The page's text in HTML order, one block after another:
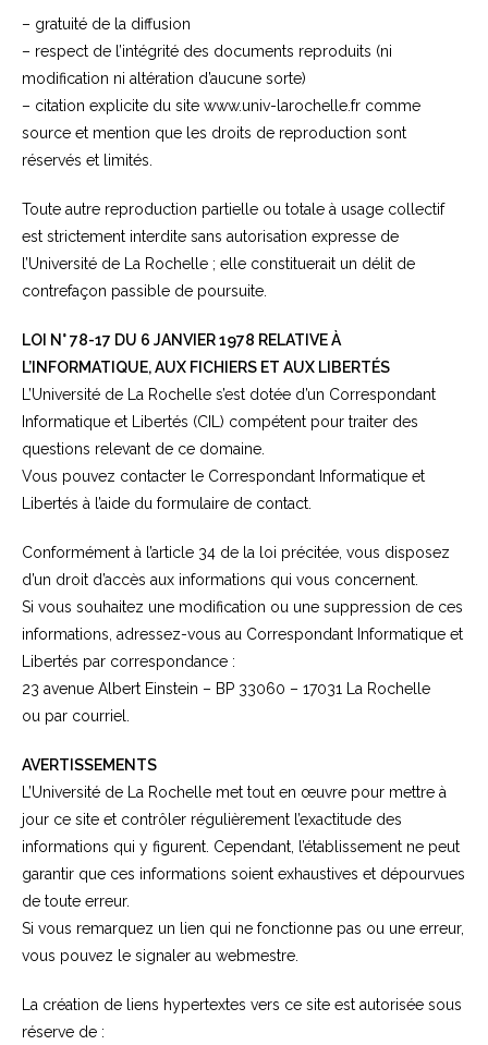
– gratuité de la diffusion
– respect de l’intégrité des documents reproduits (ni
modification ni altération d’aucune sorte)
– citation explicite du site www.univ-larochelle.fr comme
source et mention que les droits de reproduction sont
réservés et limités.
Toute autre reproduction partielle ou totale à usage collectif
est strictement interdite sans autorisation expresse de
l’Université de La Rochelle ; elle constituerait un délit de
contrefaçon passible de poursuite.
LOI N° 78-17 DU 6 JANVIER 1978 RELATIVE À
L’INFORMATIQUE, AUX FICHIERS ET AUX LIBERTÉS
L’Université de La Rochelle s’est dotée d’un Correspondant
Informatique et Libertés (CIL) compétent pour traiter des
questions relevant de ce domaine.
Vous pouvez contacter le Correspondant Informatique et
Libertés à l’aide du formulaire de contact.
Conformément à l’article 34 de la loi précitée, vous disposez
d’un droit d’accès aux informations qui vous concernent.
Si vous souhaitez une modification ou une suppression de ces
informations, adressez-vous au Correspondant Informatique et
Libertés par correspondance :
23 avenue Albert Einstein – BP 33060 – 17031 La Rochelle
ou par courriel.
AVERTISSEMENTS
L’Université de La Rochelle met tout en œuvre pour mettre à
jour ce site et contrôler régulièrement l’exactitude des
informations qui y figurent. Cependant, l’établissement ne peut
garantir que ces informations soient exhaustives et dépourvues
de toute erreur.
Si vous remarquez un lien qui ne fonctionne pas ou une erreur,
vous pouvez le signaler au webmestre.
La création de liens hypertextes vers ce site est autorisée sous
réserve de :